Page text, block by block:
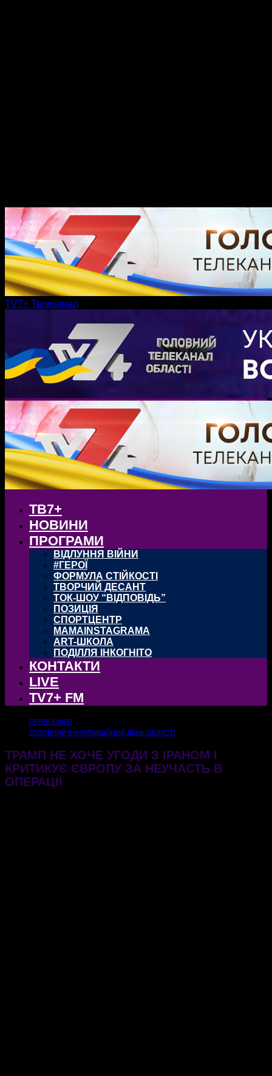
TV7+ Телеканал
ТВ7+
НОВИНИ
ПРОГРАМИ
ВІДЛУННЯ ВІЙНИ
#ГЕРОЇ
ФОРМУЛА СТІЙКОСТІ
ТВОРЧИЙ ДЕСАНТ
ТОК-ШОУ “ВІДПОВІДЬ”
ПОЗИЦІЯ
СПОРТЦЕНТР
MAMAINSTAGRAMA
ART-ШКОЛА
ПОДІЛЛЯ ІНКОГНІТО
КОНТАКТИ
LIVE
TV7+ FM
ПРЯМІ ЕФІРИ
ГОЛОВНИЙ ІНФОРМАЦІЙНИЙ ДЕНЬ ОБЛАСТІ
ТРАМП НЕ ХОЧЕ УГОДИ З ІРАНОМ І
КРИТИКУЄ ЄВРОПУ ЗА НЕУЧАСТЬ В
ОПЕРАЦІЇ